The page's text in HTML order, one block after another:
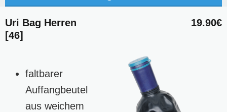
19.90€
Uri Bag Herren
[46]
faltbarer
Auffangbeutel
aus weichem